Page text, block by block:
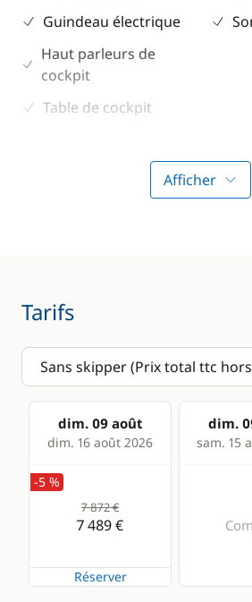
Guindeau électrique
Haut parleurs de
cockpit
Table de cockpit
Confort
Climatisation
Eau chaude
Générateur
Afficher
Tarifs
dim. 09 août
dim. 16 août 2026
dim.
sam. 15
-5 %
7 872 €
7 489 €
Réserver